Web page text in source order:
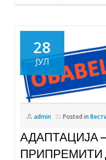
28
ЈУЛ
admin Posted in
АДАПТАЦИЈА
ПРИПРЕМИТИ